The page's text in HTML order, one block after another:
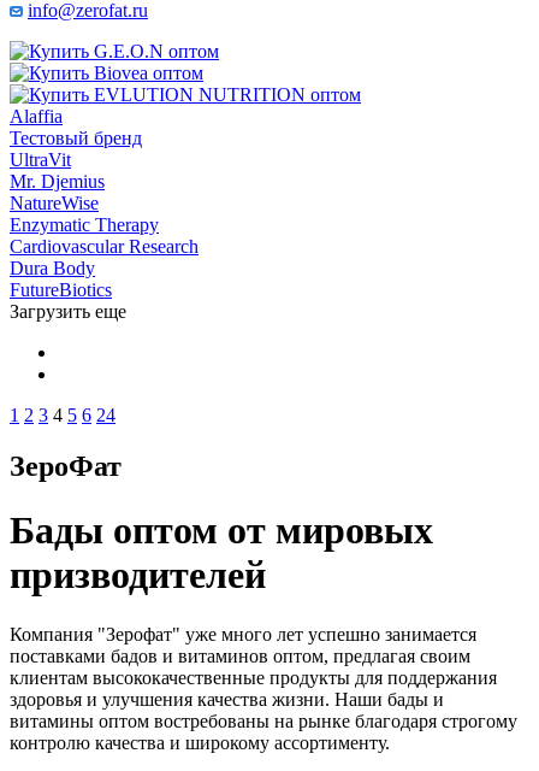
info@zerofat.ru
Alaffia
Тестовый бренд
UltraVit
Mr. Djemius
NatureWise
Enzymatic Therapy
Cardiovascular Research
Dura Body
FutureBiotics
Загрузить еще
1 2 3 4 5 6 24
ЗероФат
Бады оптом от мировых
призводителей
Компания "Зерофат" уже много лет успешно занимается
поставками бадов и витаминов оптом, предлагая своим
клиентам высококачественные продукты для поддержания
здоровья и улучшения качества жизни. Наши бады и
витамины оптом востребованы на рынке благодаря строгому
контролю качества и широкому ассортименту.